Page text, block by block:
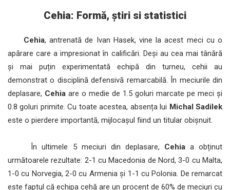
Cehia: Formă, știri si statistici
Cehia, antrenată de Ivan Hasek, vine la acest meci cu o
apărare care a impresionat în calificări. Deși au cea mai tânără
și mai puțin experimentată echipă din turneu, cehii au
demonstrat o disciplină defensivă remarcabilă. În meciurile din
deplasare, Cehia are o medie de 1.5 goluri marcate pe meci și
0.8 goluri primite. Cu toate acestea, absența lui Michal Sadilek
este o pierdere importantă, mijlocașul fiind un titular obișnuit.
În ultimele 5 meciuri din deplasare, Cehiaa obținut
următoarele rezultate: 2-1 cu Macedonia de Nord, 3-0 cu Malta,
1-0 cu Norvegia, 2-0 cu Armenia și 1-1 cu Polonia. De remarcat
este faptul că echipa cehă are un procent de 60% de meciuri cu